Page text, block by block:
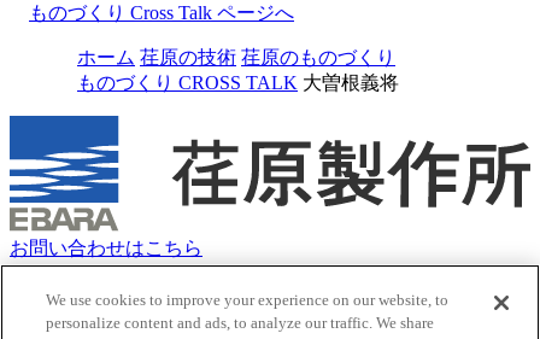
ものづくり Cross Talk ページへ
ホーム 荏原の技術 荏原のものづくり
ものづくり CROSS TALK 大曽根義将
お問い合わせはこちら
クッキーポリシー
サイトマップ
サイトのご利用にあたって
We use cookies to improve your experience on our website, to
personalize content and ads, to analyze our traffic. We share